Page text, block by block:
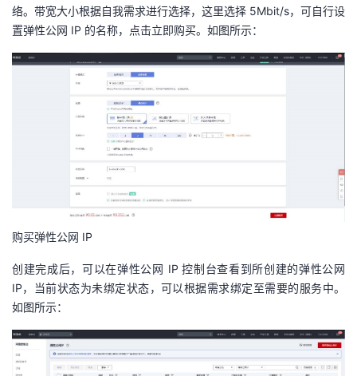
络。带宽大小根据自我需求进行选择，这里选择 5Mbit/s，可自行设
置弹性公网 IP 的名称，点击立即购买。如图所示：
购买弹性公网 IP
创建完成后，可以在弹性公网 IP 控制台查看到所创建的弹性公网
IP，当前状态为未绑定状态，可以根据需求绑定至需要的服务中。
如图所示：